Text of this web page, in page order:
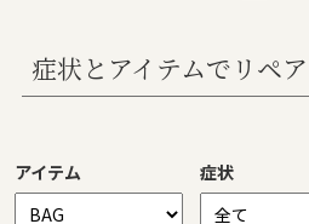
症状とアイテムでリペ
アイテム 症状